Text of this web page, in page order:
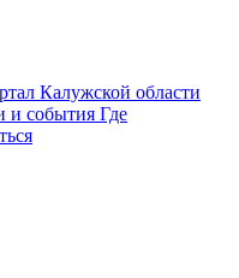
и события Где